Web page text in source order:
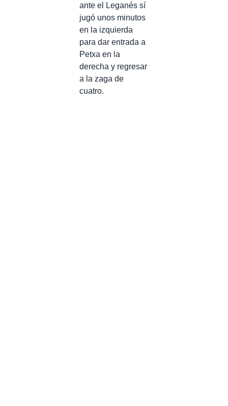
ante el Leganés sí
jugó unos minutos
en la izquierda
para dar entrada a
Petxa en la
derecha y regresar
a la zaga de
cuatro.